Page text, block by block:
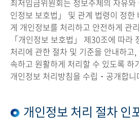
최저임금위원회는 정보주체의 자유
인정보 보호법」 및 관계 법령이 정한
게 개인정보를 처리하고 안전하게 관
「개인정보 보호법」 제30조에 따라
처리에 관한 절차 및 기준을 안내하고
속하고 원활하게 처리할 수 있도록 하
개인정보 처리방침을 수립・공개합니
개인정보 처리 절차 인